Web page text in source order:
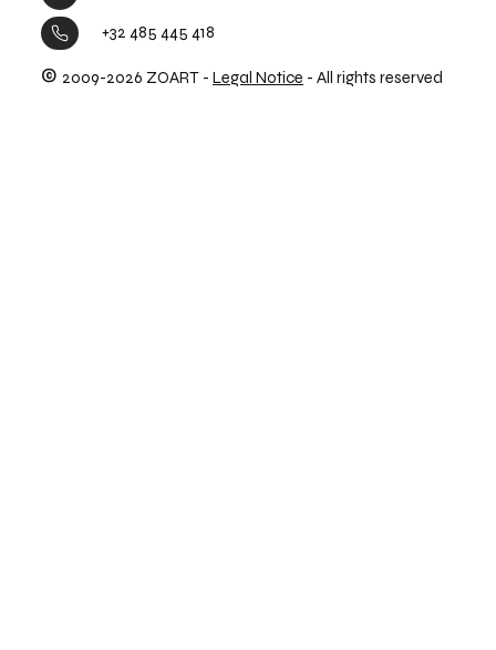
+32 485 445 418
© 2009-2026 ZOART - Legal Notice - All rights reserved